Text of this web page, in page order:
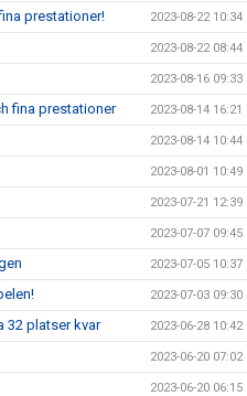
prestationer! 2023-08-22 10:34
2023-08-22 08:44
2023-08-16 09:33
fina prestationer 2023-08-14 16:21
2023-08-14 10:44
2023-08-01 10:49
2023-07-21 12:39
2023-07-07 09:45
2023-07-05 10:37
2023-07-03 09:30
32 platser kvar 2023-06-28 10:42
2023-06-20 07:02
2023-06-20 06:15